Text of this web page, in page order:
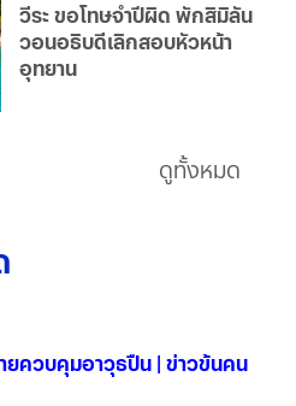
วีระ ขอโทษจำปีผิด พักสิมิลัน
วอนอธิบดีเลิกสอบหัวหน้า
อุทยาน
ดูทั้งหมด
ควบคุมอาวุธปืน | ข่าวข้นคน